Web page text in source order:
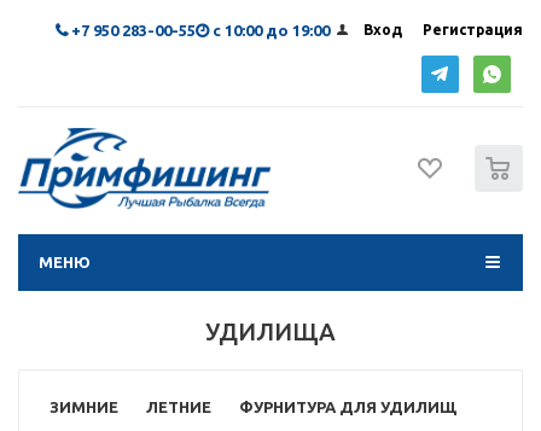
Вход Регистрация
+7 950 283-00-55 с 10:00 до 19:00
МЕНЮ
УДИЛИЩА
ЗИМНИЕ ЛЕТНИЕ ФУРНИТУРА ДЛЯ УДИЛИЩ